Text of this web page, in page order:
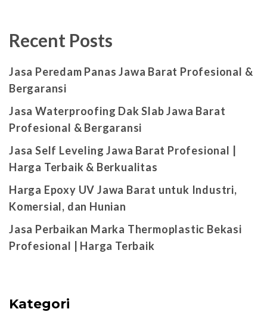
Recent Posts
Jasa Peredam Panas Jawa Barat Profesional &
Bergaransi
Jasa Waterproofing Dak Slab Jawa Barat
Profesional & Bergaransi
Jasa Self Leveling Jawa Barat Profesional |
Harga Terbaik & Berkualitas
Harga Epoxy UV Jawa Barat untuk Industri,
Komersial, dan Hunian
Jasa Perbaikan Marka Thermoplastic Bekasi
Profesional | Harga Terbaik
Kategori